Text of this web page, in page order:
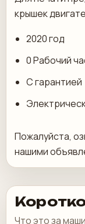
крышек
2020 год
0 Рабочий
С гарантией
Пожалуйста,
нашими
Что это за